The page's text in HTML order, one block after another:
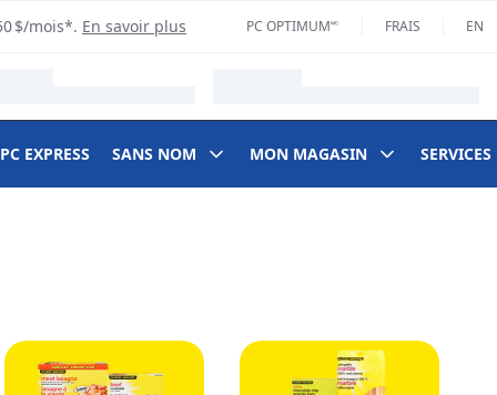
$/mois*. En savoir plus PC OPTIMUM🅪 FRAIS EN
EXPRESS SANS NOM MON MAGASIN SERVICES